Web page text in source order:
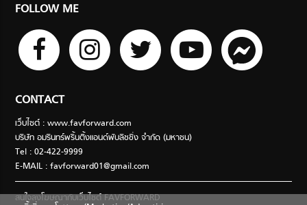
FOLLOW ME
CONTACT
เว็บไซต์ : www.favforward.com
บริษัท อมรินทร์พริ้นติ้งแอนด์พับลิชชิ่ง จำกัด (มหาชน)
Tel : 02-422-9999
E-MAIL :favforward01@gmail.com
สนใจลงโฆษณากับเว็บไซต์ FAVFORWARD